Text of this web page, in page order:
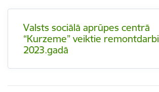
Valsts sociālā aprūpes centrā
“Kurzeme” veiktie remontdarbi
2023.gadā